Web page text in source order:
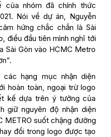
của nhóm đã chính thức
Nói về dự án, Nguyễn
hứng chắc chắn là Sài
điều đầu tiên mình nghĩ tới
Sài Gòn vào HCMC Metro
hạng mục nhận diện
hoàn toàn, ngoại trừ logo
kế dựa trên ý tưởng của
giữ nguyên độ nhận diện
METRO suốt chặng đường
đổi trong logo được tạo